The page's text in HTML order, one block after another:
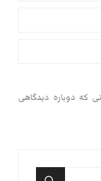
که دوباره دیدگاهی